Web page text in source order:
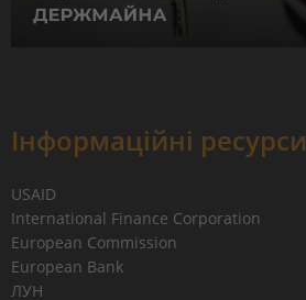
Інформаційні ресурси
USAID
International Finance Corporation
European Commission
European Bank
ЛУН